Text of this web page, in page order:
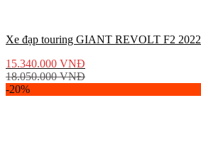
Xe đạp touring GIANT REVOLT F2 2022
15.340.000 VNĐ
18.050.000VNĐ
-20%